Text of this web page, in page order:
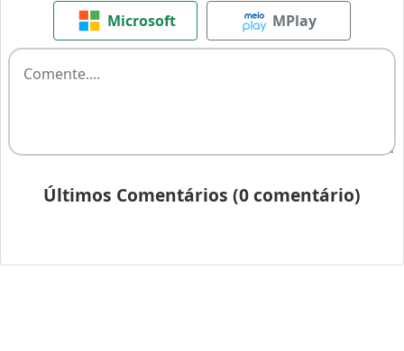
Microsoft MPlay
Últimos Comentários (0 comentário)